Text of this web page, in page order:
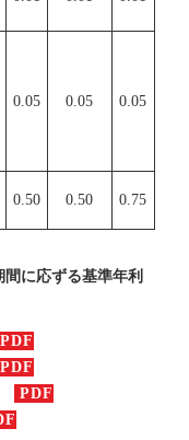
0.05 0.05 0.05
0.50 0.50 0.75
に応ずる基準年利
PDF
PDF
PDF